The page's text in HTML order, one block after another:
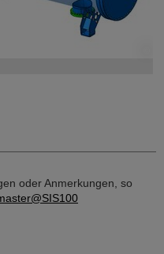
oder Anmerkungen, so